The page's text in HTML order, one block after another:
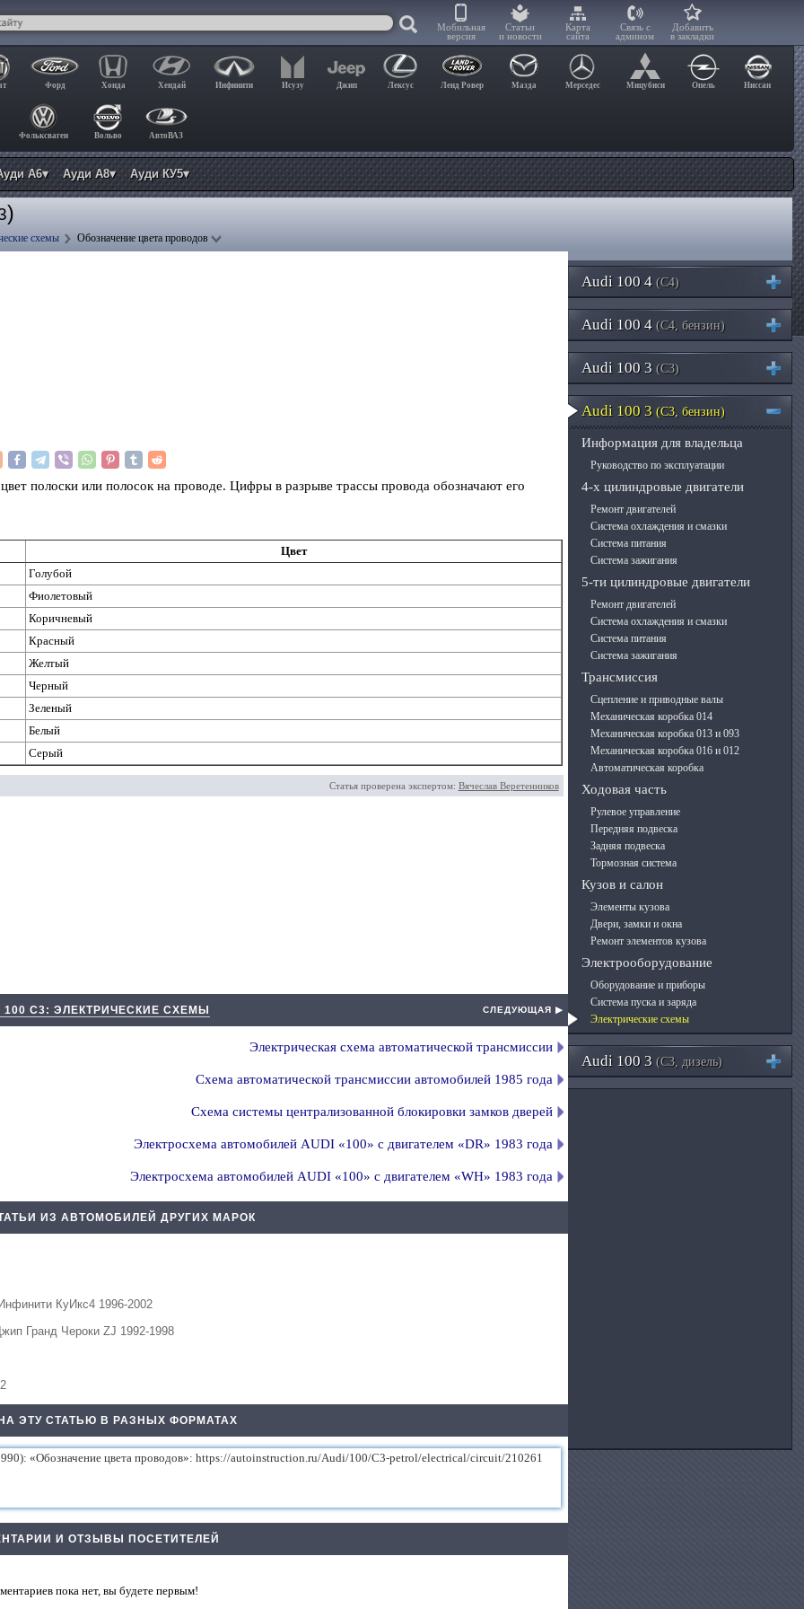
Мобильная
версия
Статьи
и новости
Карта
сайта
Связь с
админом
Добавить
в закладки
Форд Хонда Хендай Инфинити Исузу Джип Лексус Ленд Ровер Мазда Мерседес Мицубиси Опель Ниссан
Фольксваген Вольво АвтоВАЗ
А6▾ Ауди А8▾ Ауди КУ5▾
)
схемы Обозначение цвета проводов
полоски или полосок на проводе. Цифры в разрыве трассы провода обозначают его
Цвет
Голубой
Фиолетовый
Коричневый
Красный
Желтый
Черный
Зеленый
Белый
Серый
Статья проверена экспертом: Вячеслав Веретенников
100 С3: ЭЛЕКТРИЧЕСКИЕ СХЕМЫ СЛЕДУЮЩАЯ ▶
Электрическая схема автоматической трансмиссии
Схема автоматической трансмиссии автомобилей 1985 года
Схема системы централизованной блокировки замков дверей
Электросхема автомобилей AUDI «100» с двигателем «DR» 1983 года
Электросхема автомобилей AUDI «100» с двигателем «WH» 1983 года
ИЗ АВТОМОБИЛЕЙ ДРУГИХ МАРОК
КуИкс4 1996-2002
Гранд Чероки ZJ 1992-1998
ЭТУ СТАТЬЮ В РАЗНЫХ ФОРМАТАХ
И ОТЗЫВЫ ПОСЕТИТЕЛЕЙ
пока нет, вы будете первым!
Audi 100 4 (C4)
Audi 100 4 (C4, бензин)
Audi 100 3 (C3)
Audi 100 3 (C3, бензин)
Информация для владельца
Руководство по эксплуатации
4-х цилиндровые двигатели
Ремонт двигателей
Система охлаждения и смазки
Система питания
Система зажигания
5-ти цилиндровые двигатели
Ремонт двигателей
Система охлаждения и смазки
Система питания
Система зажигания
Трансмиссия
Сцепление и приводные валы
Механическая коробка 014
Механическая коробка 013 и 093
Механическая коробка 016 и 012
Автоматическая коробка
Ходовая часть
Рулевое управление
Передняя подвеска
Задняя подвеска
Тормозная система
Кузов и салон
Элементы кузова
Двери, замки и окна
Ремонт элементов кузова
Электрооборудование
Оборудование и приборы
Система пуска и заряда
Электрические схемы
Audi 100 3 (C3, дизель)